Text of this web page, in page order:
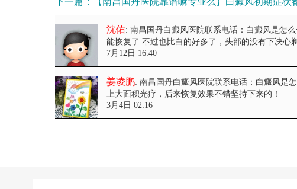
沈佑: 南昌国丹白癜风医院联系电话：白癜风是怎
能恢复了 不过也比白的好多了，头部的没有下决心
7月12日 16:40
姜凌鹏: 南昌国丹白癜风医院联系电话：白癜风是
上大面积光疗，后来恢复效果不错坚持下来的！
3月4日 02:16